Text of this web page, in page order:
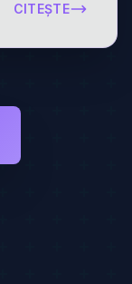
CITEȘTE